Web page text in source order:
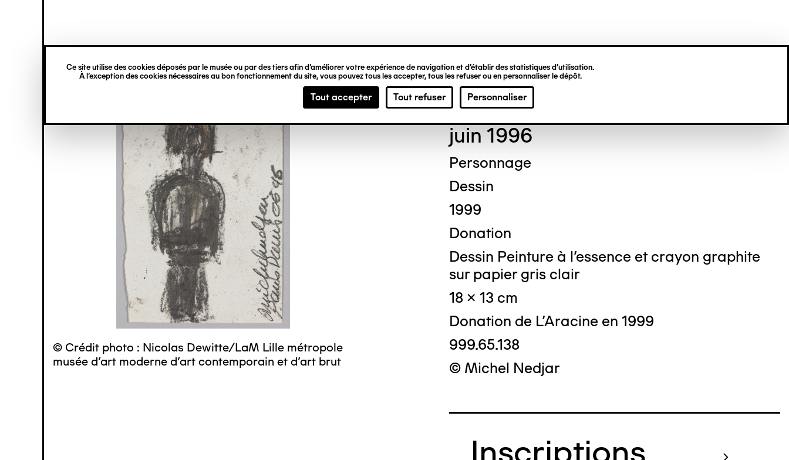
Ce site utilise des cookies déposés par le musée ou par des tiers afin d’améliorer votre expérience de navigation et d’établir des statistiques d’utilisation.
À l’exception des cookies nécessaires au bon fonctionnement du site, vous pouvez tous les accepter, tous les refuser ou en personnaliser le dépôt.
Tout accepter Tout refuser Personnaliser
principal
verticale
© Crédit photo : Nicolas Dewitte/LaM Lille métropole
musée d’art moderne d’art contemporain et d’art brut
Michel NEDJAR
juin 1996
Personnage
Dessin
1999
Donation
Dessin Peinture à l'essence et crayon graphite
sur papier gris clair
18 x 13 cm
Donation de L'Aracine en 1999
999.65.138
© Michel Nedjar
Inscriptions